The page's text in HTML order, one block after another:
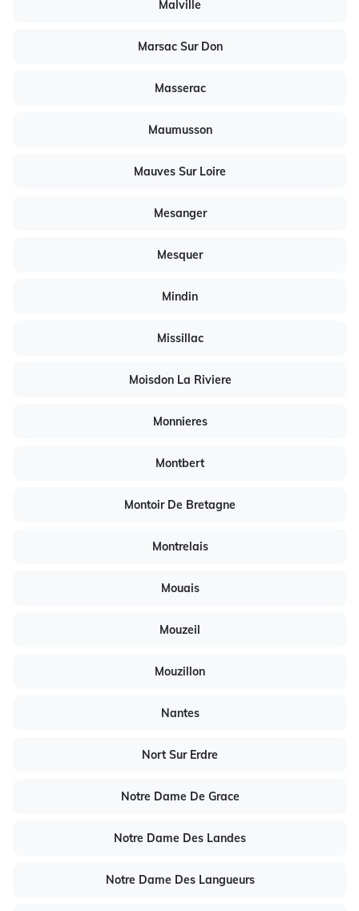
Malville
Marsac Sur Don
Masserac
Maumusson
Mauves Sur Loire
Mesanger
Mesquer
Mindin
Missillac
Moisdon La Riviere
Monnieres
Montbert
Montoir De Bretagne
Montrelais
Mouais
Mouzeil
Mouzillon
Nantes
Nort Sur Erdre
Notre Dame De Grace
Notre Dame Des Landes
Notre Dame Des Langueurs